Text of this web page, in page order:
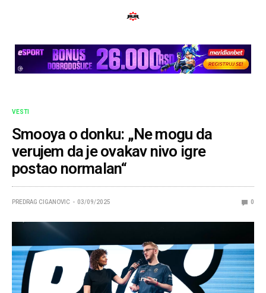
VESTI
Smooya o donku: „Ne mogu da
verujem da je ovakav nivo igre
postao normalan“
PREDRAG CIGANOVIC 03/09/2025 0